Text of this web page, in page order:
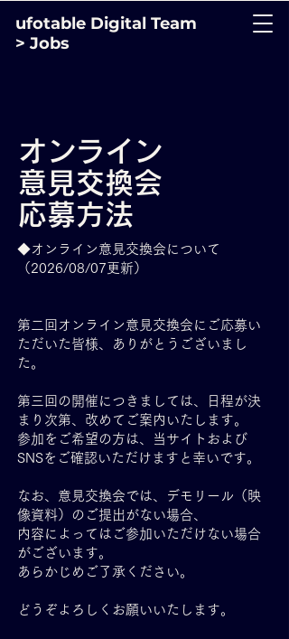
ufotable Digital Team
> Jobs
オンライン
意見交換会
応募方法
◆オンライン意見交換会について
（2026/08/07更新）
第二回オンライン意見交換会にご応募い
ただいた皆様、ありがとうございまし
た。
第三回の開催につきましては、日程が決
まり次第、改めてご案内いたします。
参加をご希望の方は、当サイトおよび
SNSをご確認いただけますと幸いです。
なお、意見交換会では、デモリール（映
像資料）のご提出がない場合、
内容によってはご参加いただけない場合
がございます。
あらかじめご了承ください。
どうぞよろしくお願いいたします。